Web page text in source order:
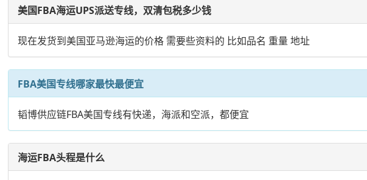
美国FBA海运UPS派送专线，双清包税多少钱
现在发货到美国亚马逊海运的价格 需要些资料的 比如品名 重量 地址
FBA美国专线哪家最快最便宜
韬博供应链FBA美国专线有快递，海派和空派，都便宜
海运FBA头程是什么